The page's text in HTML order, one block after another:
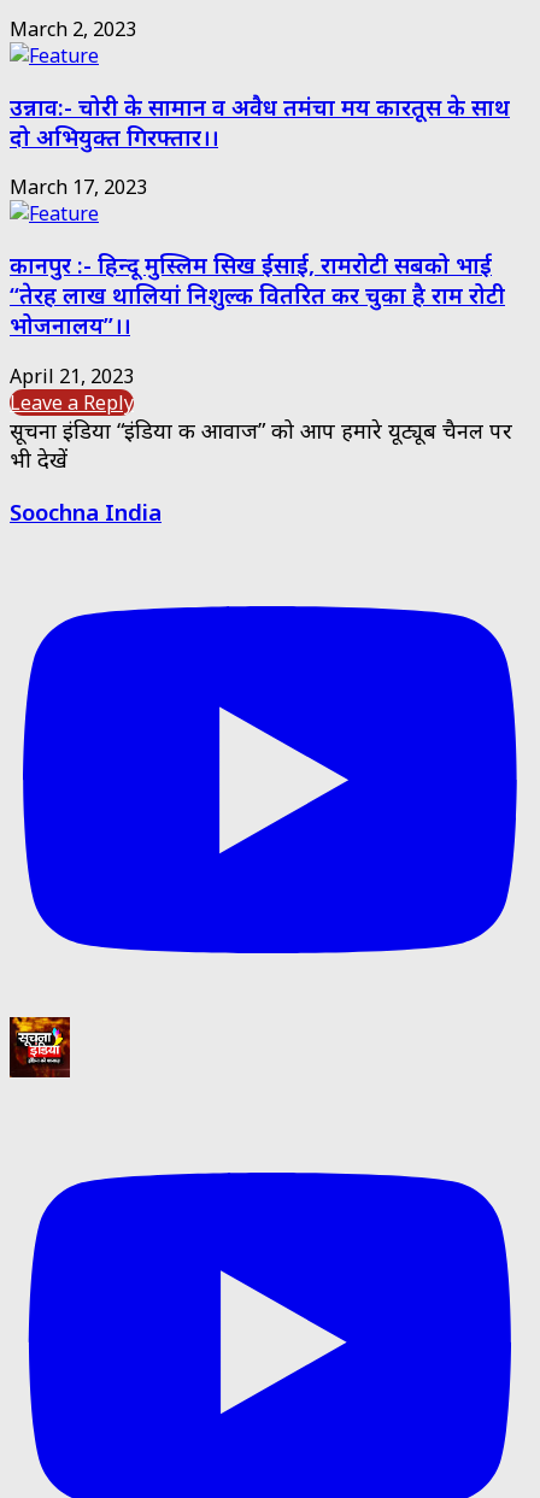
March 2, 2023
उन्नाव:- चोरी के सामान व अवैध तमंचा मय कारतूस के साथ
दो अभियुक्त गिरफ्तार।।
March 17, 2023
कानपुर :- हिन्दू मुस्लिम सिख ईसाई, रामरोटी सबको भाई
“तेरह लाख थालियां निशुल्क वितरित कर चुका है राम रोटी
भोजनालय”।।
April 21, 2023
Leave a Reply
सूचना इंडिया “इंडिया की आवाज” को आप हमारे यूट्यूब चैनल पर
भी देखें
Soochna India